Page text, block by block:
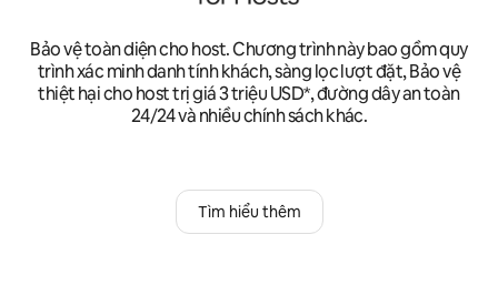
Bảo vệ toàn diện cho host. Chương trình này bao gồm quy
trình xác minh danh tính khách, sàng lọc lượt đặt, Bảo vệ
thiệt hại cho host trị giá 3 triệu USD*, đường dây an toàn
24/24 và nhiều chính sách khác.
Tìm hiểu thêm